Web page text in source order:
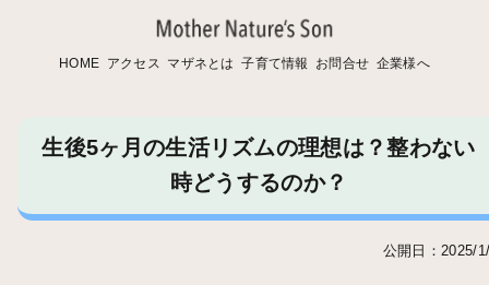
HOME アクセス マザネとは 子育て情報 お問合せ 企業様へ
生後5ヶ月の生活リズムの理想は？整わない
時どうするのか？
公開日：2025/